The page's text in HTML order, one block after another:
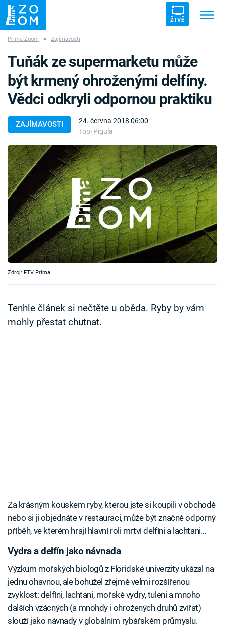
ŽIVĚ
ZÁHADY VETŘELCI DÁVNOVĚKU
Témata
Témata
Pořady
TV Program
Časopis
Sledujte prima+
Sledujte nás
Prima Zoom ■ Zajímavosti
ZAJÍMAVOSTI
24. června 2018 06:00
Topi Pigula
Tuňák ze supermarketu může
být krmený ohroženými delfíny.
Vědci odkryli odpornou praktiku
Zdroj: FTV Prima
Tenhle článek si nečtěte u oběda. Ryby by vám
mohly přestat chutnat.
Za krásným kouskem ryby, kterou jste si koupili v obchodě
nebo si ji objednáte v restauraci, může být značně odporný
příběh, ve kterém hrají hlavní roli mrtví delfíni a lachtani…
Vydra a delfín jako návnada
Výzkum mořských biologů z Floridské univerzity ukázal na
jednu ohavnou, ale bohužel zřejmě velmi rozšířenou
zvyklost: delfíni, lachtani, mořské vydry, tuleni a mnoho
dalších vzácných (a mnohdy i ohrožených druhů zvířat)
slouží jako návnady v globálním rybářském průmyslu.